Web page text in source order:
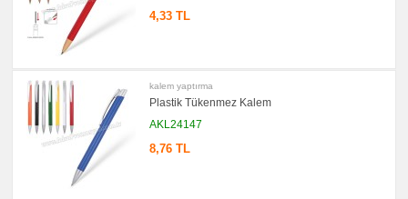
4,33 TL
kalem yaptırma
Plastik Tükenmez Kalem
AKL24147
8,76 TL
Masa
Kalemi
promosyon
Tüm
gösteriliyor
→
Ajanda
&
Organizer
promosyon
Matara